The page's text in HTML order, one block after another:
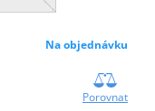
Na objednávku
Porovnat